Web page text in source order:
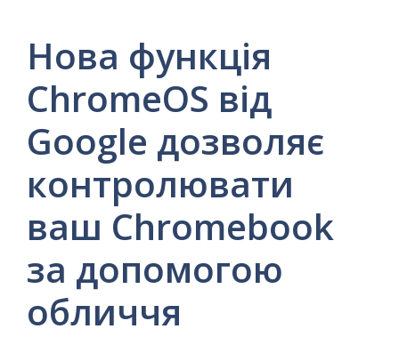
Нова функція
ChromeOS від
Google дозволяє
контролювати
ваш Chromebook
за допомогою
обличчя